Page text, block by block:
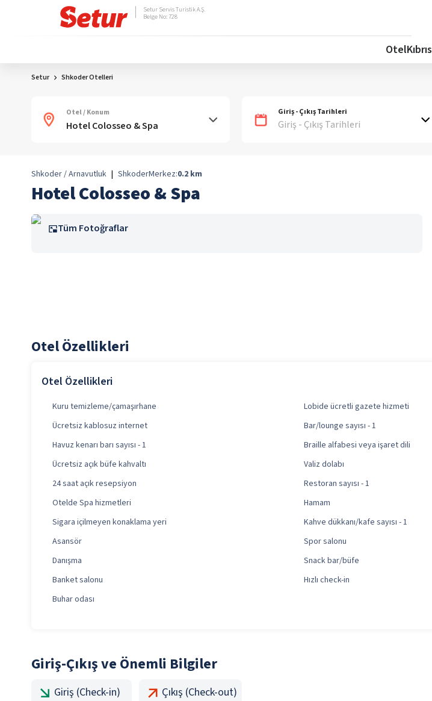
Setur Servis Turistik A.Ş.
Belge No: 728
OtelKıbrıs
Setur Shkoder Otelleri
Otel / Konum Giriş - Çıkış Tarihleri
Giriş - Çıkış Tarihleri
Shkoder / Arnavutluk | ShkoderMerkez:0.2 km
Hotel Colosseo & Spa
Tüm Fotoğraflar
Otel Özellikleri
Otel Özellikleri
Kuru temizleme/çamaşırhane Lobide ücretli gazete hizmeti
Ücretsiz kablosuz internet
Bar/lounge sayısı - 1
Havuz kenarı barı sayısı - 1
Braille alfabesi veya işaret dili
Ücretsiz açık büfe kahvaltı
Valiz dolabı
24 saat açık resepsiyon
Restoran sayısı - 1
Otelde Spa hizmetleri
Hamam
Sigara içilmeyen konaklama yeri
Kahve dükkanı/kafe sayısı - 1
Asansör
Spor salonu
Danışma
Snack bar/büfe
Banket salonu
Hızlı check-in
Buhar odası
Giriş-Çıkış ve Önemli Bilgiler
Giriş (Check-in) Çıkış (Check-out)